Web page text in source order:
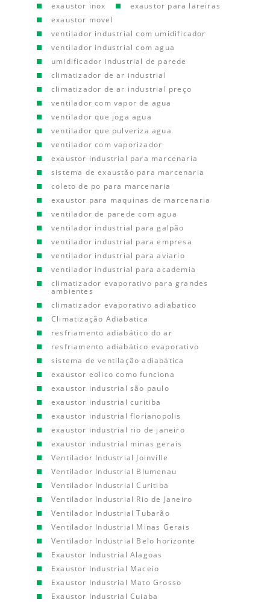
exaustor inox
exaustor para lareiras
exaustor movel
ventilador industrial com umidificador
ventilador industrial com agua
umidificador industrial de parede
climatizador de ar industrial
climatizador de ar industrial preço
ventilador com vapor de agua
ventilador que joga agua
ventilador que pulveriza agua
ventilador com vaporizador
exaustor industrial para marcenaria
sistema de exaustão para marcenaria
coleto de po para marcenaria
exaustor para maquinas de marcenaria
ventilador de parede com agua
ventilador industrial para galpão
ventilador industrial para empresa
ventilador industrial para aviario
ventilador industrial para academia
climatizador evaporativo para grandes
ambientes
climatizador evaporativo adiabatico
Climatização Adiabatica
resfriamento adiabático do ar
resfriamento adiabático evaporativo
sistema de ventilação adiabática
exaustor eolico como funciona
exaustor industrial são paulo
exaustor industrial curitiba
exaustor industrial florianopolis
exaustor industrial rio de janeiro
exaustor industrial minas gerais
Ventilador Industrial Joinville
Ventilador Industrial Blumenau
Ventilador Industrial Curitiba
Ventilador Industrial Rio de Janeiro
Ventilador Industrial Tubarão
Ventilador Industrial Minas Gerais
Ventilador Industrial Belo horizonte
Exaustor Industrial Alagoas
Exaustor Industrial Maceio
Exaustor Industrial Mato Grosso
Exaustor Industrial Cuiaba